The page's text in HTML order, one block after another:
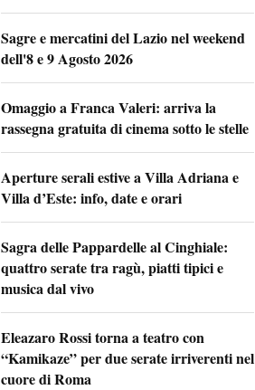
Sagre e mercatini del Lazio nel weekend
dell'8 e 9 Agosto 2026
Omaggio a Franca Valeri: arriva la
rassegna gratuita di cinema sotto le stelle
Aperture serali estive a Villa Adriana e
Villa d’Este: info, date e orari
Sagra delle Pappardelle al Cinghiale:
quattro serate tra ragù, piatti tipici e
musica dal vivo
Eleazaro Rossi torna a teatro con
“Kamikaze” per due serate irriverenti nel
cuore di Roma